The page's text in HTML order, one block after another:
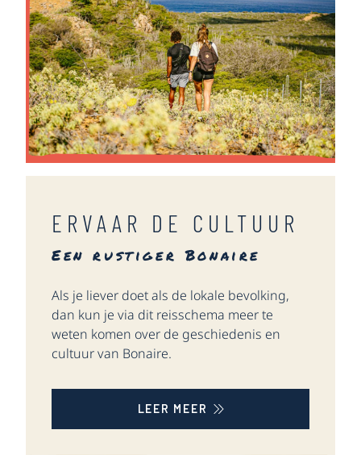
ERVAAR DE CULTUUR
Een rustiger Bonaire
Als je liever doet als de lokale bevolking,
dan kun je via dit reisschema meer te
weten komen over de geschiedenis en
cultuur van Bonaire.
LEER MEER